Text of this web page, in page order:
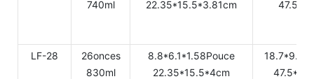
740ml
22.35*15.5*3.81cm
LF-28
26onces
830ml
8.8*6.1*1.58Pouce
22.35*15.5*4cm